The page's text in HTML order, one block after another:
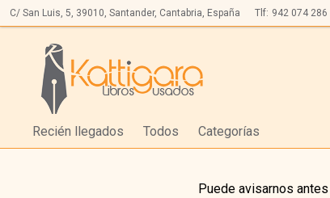
C/ San Luis, 5, 39010, Santander, Cantabria, España Tlf: 942 074 286
Recién llegados Todos Categorías
Puede avisarnos